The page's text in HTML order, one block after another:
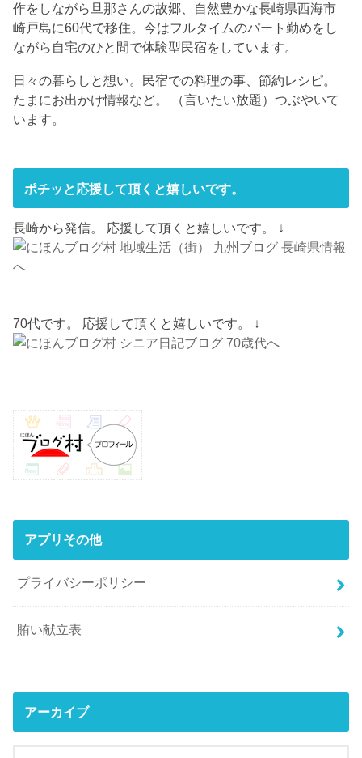
作をしながら旦那さんの故郷、自然豊かな長崎県西海市
崎戸島に60代で移住。今はフルタイムのパート勤めをし
ながら自宅のひと間で体験型民宿をしています。
日々の暮らしと想い。民宿での料理の事、節約レシピ。
たまにお出かけ情報など。 （言いたい放題）つぶやいて
います。
ポチッと応援して頂くと嬉しいです。
長崎から発信。 応援して頂くと嬉しいです。 ↓
70代です。 応援して頂くと嬉しいです。 ↓
アプリその他
プライバシーポリシー
賄い献立表
アーカイブ